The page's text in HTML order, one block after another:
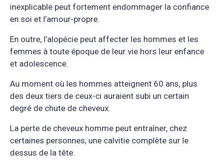
inexplicable peut fortement endommager la confiance
en soi et l’amour-propre.
En outre, l’alopécie peut affecter les hommes et les
femmes à toute époque de leur vie hors leur enfance
et adolescence.
Au moment où les hommes atteignent 60 ans, plus
des deux tiers de ceux-ci auraient subi un certain
degré de chute de cheveux.
La perte de cheveux homme peut entraîner, chez
certaines personnes, une calvitie complète sur le
dessus de la tête.